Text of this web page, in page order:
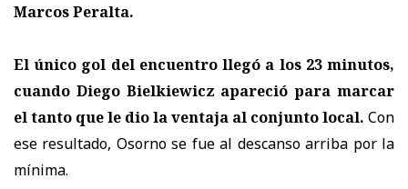
Marcos Peralta.
El único gol del encuentro llegó a los 23 minutos,
cuando Diego Bielkiewicz apareció para marcar
el tanto que le dio la ventaja al conjunto local. Con
ese resultado, Osorno se fue al descanso arriba por la
mínima.